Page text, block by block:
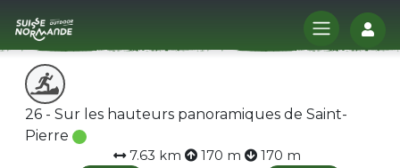
26 - Sur les hauteurs panoramiques de Saint-
Pierre
7.63 km 170 m 170 m